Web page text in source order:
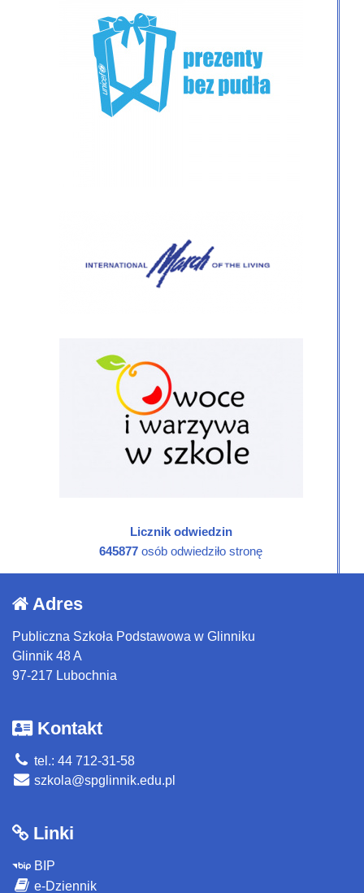
Licznik odwiedzin
645877 osób odwiedziło stronę
Adres
Publiczna Szkoła Podstawowa w Glinniku
Glinnik 48 A
97-217 Lubochnia
Kontakt
tel.: 44 712-31-58
szkola@spglinnik.edu.pl
Linki
BIP
e-Dziennik